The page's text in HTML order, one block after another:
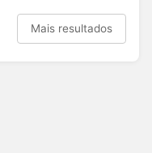
Mais resultados